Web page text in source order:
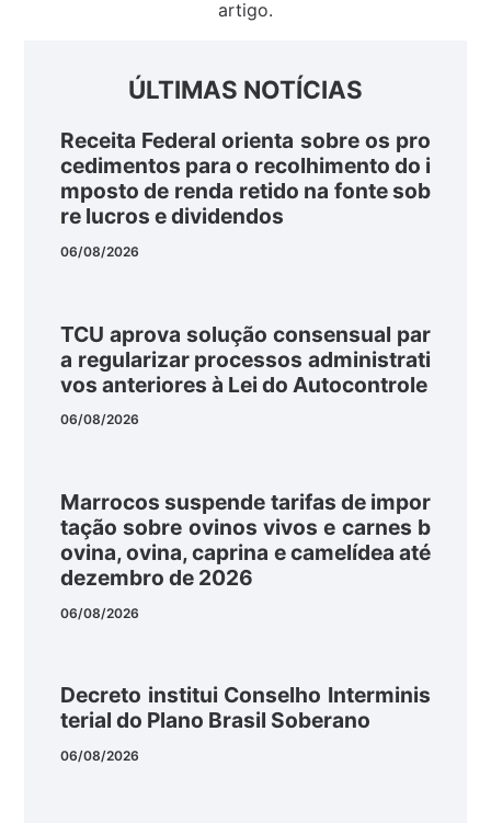
artigo.
ÚLTIMAS NOTÍCIAS
Receita Federal orienta sobre os pro
cedimentos para o recolhimento do i
mposto de renda retido na fonte sob
re lucros e dividendos
06/08/2026
TCU aprova solução consensual par
a regularizar processos administrati
vos anteriores à Lei do Autocontrole
06/08/2026
Marrocos suspende tarifas de impor
tação sobre ovinos vivos e carnes b
ovina, ovina, caprina e camelídea até
dezembro de 2026
06/08/2026
Decreto institui Conselho Interminis
terial do Plano Brasil Soberano
06/08/2026